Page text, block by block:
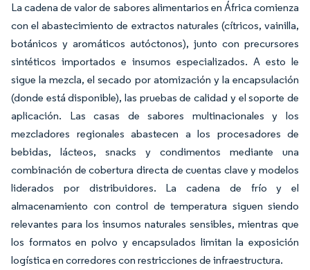
La cadena de valor de sabores alimentarios en África comienza
con el abastecimiento de extractos naturales (cítricos, vainilla,
botánicos y aromáticos autóctonos), junto con precursores
sintéticos importados e insumos especializados. A esto le
sigue la mezcla, el secado por atomización y la encapsulación
(donde está disponible), las pruebas de calidad y el soporte de
aplicación. Las casas de sabores multinacionales y los
mezcladores regionales abastecen a los procesadores de
bebidas, lácteos, snacks y condimentos mediante una
combinación de cobertura directa de cuentas clave y modelos
liderados por distribuidores. La cadena de frío y el
almacenamiento con control de temperatura siguen siendo
relevantes para los insumos naturales sensibles, mientras que
los formatos en polvo y encapsulados limitan la exposición
logística en corredores con restricciones de infraestructura.